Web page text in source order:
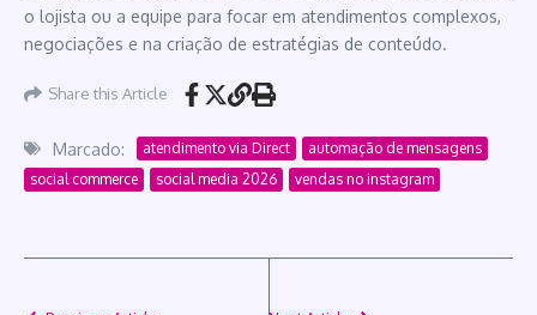
o lojista ou a equipe para focar em atendimentos complexos,
negociações e na criação de estratégias de conteúdo.
Share this Article
Marcado: atendimento via Direct
automação de mensagens
social commerce
social media 2026 vendas no instagram